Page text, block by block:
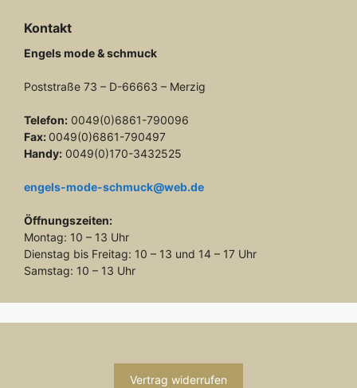
Kontakt
Engels mode & schmuck
Poststraße 73 – D-66663 – Merzig
Telefon: 0049(0)6861-790096
Fax: 0049(0)6861-790497
Handy: 0049(0)170-3432525
engels-mode-schmuck@web.de
Öffnungszeiten:
Montag: 10 – 13 Uhr
Dienstag bis Freitag: 10 – 13 und 14 – 17 Uhr
Samstag: 10 – 13 Uhr
Vertrag widerrufen